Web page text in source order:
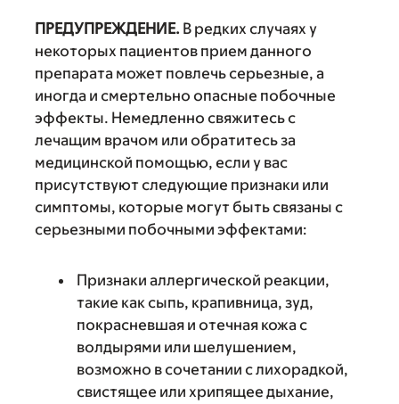
ПРЕДУПРЕЖДЕНИЕ. В редких случаях у
некоторых пациентов прием данного
препарата может повлечь серьезные, а
иногда и смертельно опасные побочные
эффекты. Немедленно свяжитесь с
лечащим врачом или обратитесь за
медицинской помощью, если у вас
присутствуют следующие признаки или
симптомы, которые могут быть связаны с
серьезными побочными эффектами:
Признаки аллергической реакции,
такие как сыпь, крапивница, зуд,
покрасневшая и отечная кожа с
волдырями или шелушением,
возможно в сочетании с лихорадкой,
свистящее или хрипящее дыхание,